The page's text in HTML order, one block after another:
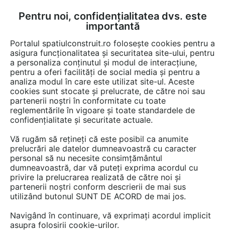
FĂ-ȚI CONT LOGIN
CUM SE FACE
Un apartament amenajat în clădirea
lui Tadao Ando din Str. Elisabeta
Pentru noi, confidențialitatea dvs. este
importantă
Portalul spatiulconstruit.ro folosește cookies pentru a
asigura funcționalitatea și securitatea site-ului, pentru
a personaliza conținutul și modul de interacțiune,
pentru a oferi facilități de social media și pentru a
analiza modul în care este utilizat site-ul. Aceste
cookies sunt stocate și prelucrate, de către noi sau
partenerii noștri în conformitate cu toate
reglementările în vigoare și toate standardele de
confidențialitate și securitate actuale.
Vă rugăm să rețineți că este posibil ca anumite
prelucrări ale datelor dumneavoastră cu caracter
personal să nu necesite consimțământul
dumneavoastră, dar vă puteți exprima acordul cu
privire la prelucrarea realizată de către noi și
partenerii noștri conform descrierii de mai sus
utilizând butonul SUNT DE ACORD de mai jos.
Navigând în continuare, vă exprimați acordul implicit
asupra folosirii cookie-urilor.